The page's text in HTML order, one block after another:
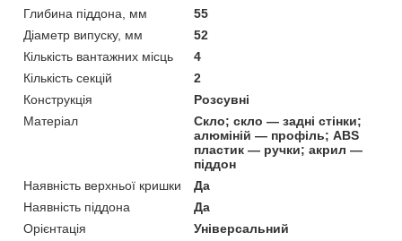
Глибина піддона, мм
55
Діаметр випуску, мм
52
Кількість вантажних місць
4
Кількість секцій
2
Конструкція
Розсувні
Матеріал
Скло; скло — задні стінки;
алюміній — профіль; ABS
пластик — ручки; акрил —
піддон
Наявність верхньої кришки
Да
Наявність піддона
Да
Орієнтація
Універсальний